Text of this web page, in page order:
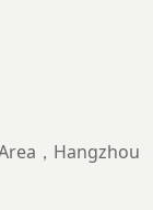
，Hangzhou